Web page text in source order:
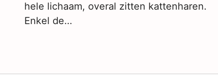
hele lichaam, overal zitten kattenharen.
Enkel de…